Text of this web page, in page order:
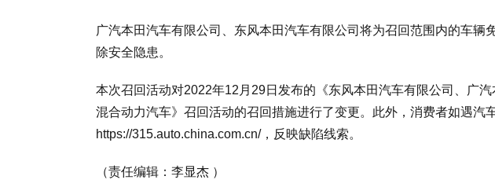
广汽本田汽车有限公司、东风本田汽车有限公司将为召回范围内的车辆
除安全隐患。
本次召回活动对2022年12月29日发布的《东风本田汽车有限公司、广
混合动力汽车》召回活动的召回措施进行了变更。此外，消费者如遇汽
https://315.auto.china.com.cn/，反映缺陷线索。
（责任编辑：李显杰 ）